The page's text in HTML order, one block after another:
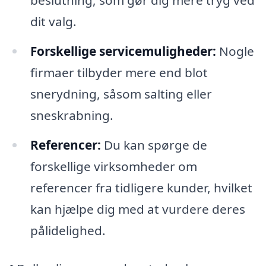
dit valg.
Forskellige servicemuligheder: Nogle
firmaer tilbyder mere end blot
snerydning, såsom salting eller
sneskrabning.
Referencer: Du kan spørge de
forskellige virksomheder om
referencer fra tidligere kunder, hvilket
kan hjælpe dig med at vurdere deres
pålidelighed.